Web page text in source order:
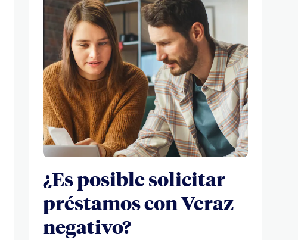
¿Es posible solicitar
préstamos con Veraz
negativo?